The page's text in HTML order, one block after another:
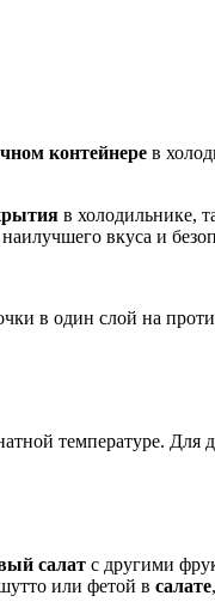
контейнере в
в холодильнике,
вкуса и
в один слой на
температуре.
салат с другими
или фетой в салате